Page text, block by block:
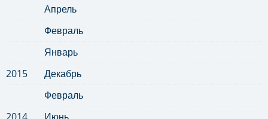
Апрель
Февраль
Январь
2015
Декабрь
Февраль